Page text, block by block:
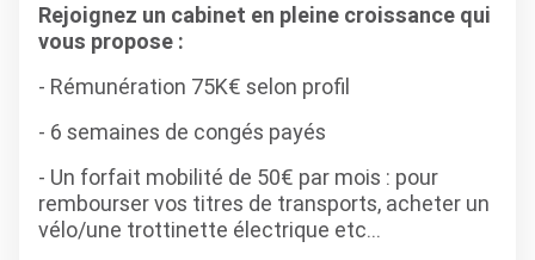
Rejoignez un cabinet en pleine croissance qui
vous propose :
- Rémunération 75K€ selon profil
- 6 semaines de congés payés
- Un forfait mobilité de 50€ par mois : pour
rembourser vos titres de transports, acheter un
vélo/une trottinette électrique etc...